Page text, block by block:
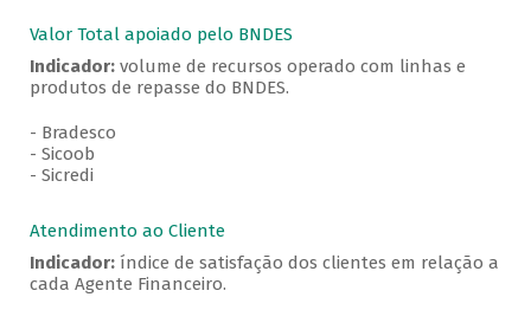
Valor Total apoiado pelo BNDES
Indicador:volume de recursos operado com linhas e
produtos de repasse do BNDES.
- Bradesco
- Sicoob
- Sicredi
Atendimento ao Cliente
Indicador:índice de satisfação dos clientes em relação a
cada Agente Financeiro.